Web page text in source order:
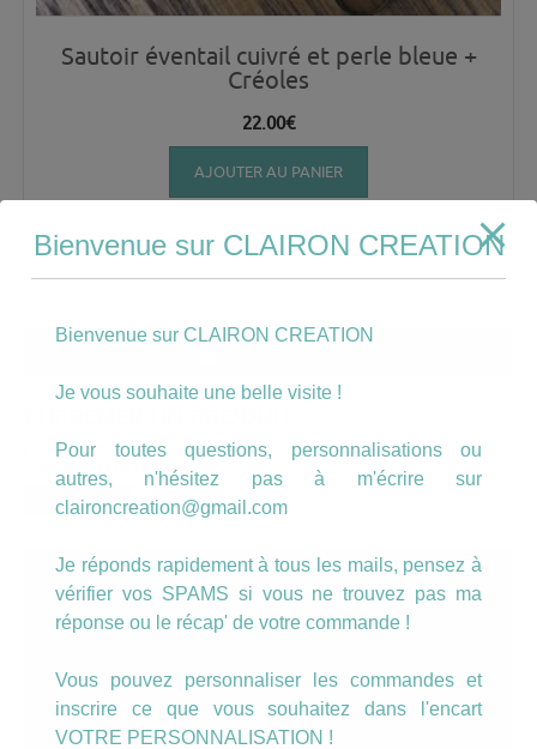
Sautoir éventail cuivré et perle bleue +
Créoles
22.00€
AJOUTER AU PANIER
Recherche
pour :
Recherche
A LÀ UNE
Bienvenue sur CLAIRON CREATION
Bienvenue sur CLAIRON CREATION
Je vous souhaite une belle visite !
Pour toutes questions, personnalisations ou
autres, n'hésitez pas à m'écrire sur
claironcreation@gmail.com
Je réponds rapidement à tous les mails, pensez à
vérifier vos SPAMS si vous ne trouvez pas ma
réponse ou le récap' de votre commande !
Vous pouvez personnaliser les commandes et
inscrire ce que vous souhaitez dans l'encart
VOTRE PERSONNALISATION !